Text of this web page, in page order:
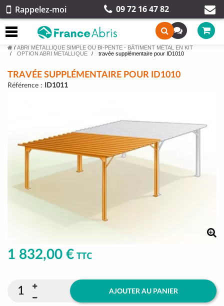
Rappelez-moi 09 72 16 47 82
/ ABRI MÉTALLIQUE SIMPLE OU BI-PENTE - BÂTIMENT MÉTAL EN KIT
OPTION ABRI METALLIQUE
travée supplémentaire pour ID1010
TRAVÉE SUPPLÉMENTAIRE POUR ID1010
Référence : ID1011
1 832,00 € TTC
AJOUTER AU PANIER